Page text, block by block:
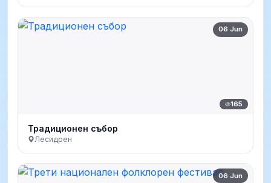
06 Jun
165
Традиционен събор
Лесидрен
06 Jun